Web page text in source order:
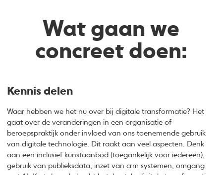
Wat gaan we
concreet doen:
Kennis delen
Waar hebben we het nu over bij digitale transformatie? Het
gaat over de veranderingen in een organisatie of
beroepspraktijk onder invloed van ons toenemende gebruik
van digitale technologie. Dit raakt aan veel aspecten. Denk
aan een inclusief kunstaanbod (toegankelijk voor iedereen),
gebruik van publieksdata, inzet van crm systemen, omgang